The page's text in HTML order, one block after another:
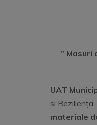
” Masuri
UAT
si Reziliența,
materiale